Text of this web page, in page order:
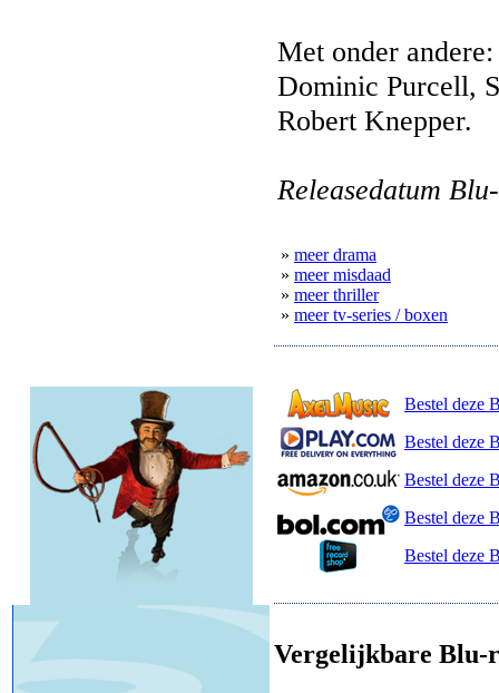
Met onder
Dominic Purcell,
Robert Knepper.
Releasedatum
» meer drama
» meer misdaad
» meer thriller
» meer tv-series / boxen
Bestel deze
Bestel deze
Bestel deze
Bestel deze
Bestel deze
Vergelijkbare Blu-